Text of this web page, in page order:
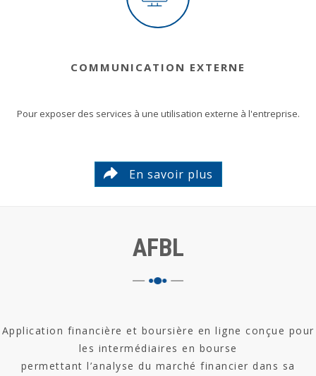
COMMUNICATION EXTERNE
Pour exposer des services à une utilisation externe à l'entreprise.
En savoir plus
AFBL
Application financière et boursière en ligne conçue pour
les intermédiaires en bourse
permettant l’analyse du marché financier dans sa